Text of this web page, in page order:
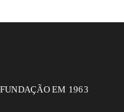
EM 1963